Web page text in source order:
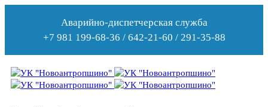
Аварийно-диспетчерская служба
+7 981 199-68-36 / 642-21-60 / 291-35-88